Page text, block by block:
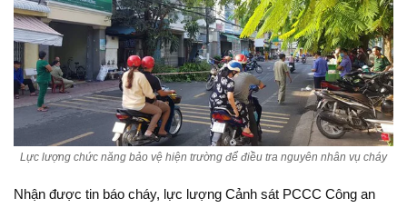
Lực lượng chức năng bảo vệ hiện trường để điều tra nguyên nhân vụ cháy
Nhận được tin báo cháy, lực lượng Cảnh sát PCCC Công an